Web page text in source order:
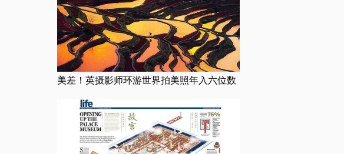
美差！英摄影师环游世界拍美照年入六位数